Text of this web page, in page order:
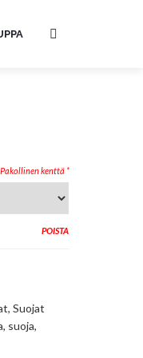
POISTA
, Suojat
, suoja,